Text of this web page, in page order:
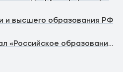
и высшего образования РФ
Федеральный портал «Российское образование»